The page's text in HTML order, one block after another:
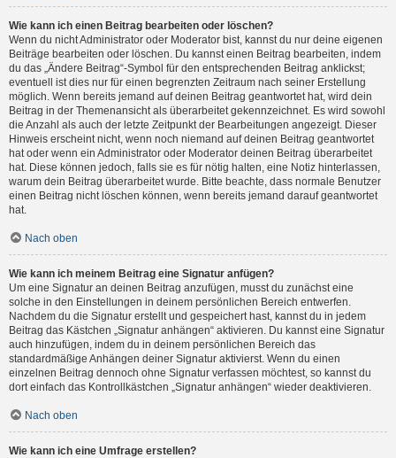
Wie kann ich einen Beitrag bearbeiten oder löschen?
Wenn du nicht Administrator oder Moderator bist, kannst du nur deine eigenen
Beiträge bearbeiten oder löschen. Du kannst einen Beitrag bearbeiten, indem
du das „Ändere Beitrag“-Symbol für den entsprechenden Beitrag anklickst;
eventuell ist dies nur für einen begrenzten Zeitraum nach seiner Erstellung
möglich. Wenn bereits jemand auf deinen Beitrag geantwortet hat, wird dein
Beitrag in der Themenansicht als überarbeitet gekennzeichnet. Es wird sowohl
die Anzahl als auch der letzte Zeitpunkt der Bearbeitungen angezeigt. Dieser
Hinweis erscheint nicht, wenn noch niemand auf deinen Beitrag geantwortet
hat oder wenn ein Administrator oder Moderator deinen Beitrag überarbeitet
hat. Diese können jedoch, falls sie es für nötig halten, eine Notiz hinterlassen,
warum dein Beitrag überarbeitet wurde. Bitte beachte, dass normale Benutzer
einen Beitrag nicht löschen können, wenn bereits jemand darauf geantwortet
hat.
Nach oben
Wie kann ich meinem Beitrag eine Signatur anfügen?
Um eine Signatur an deinen Beitrag anzufügen, musst du zunächst eine
solche in den Einstellungen in deinem persönlichen Bereich entwerfen.
Nachdem du die Signatur erstellt und gespeichert hast, kannst du in jedem
Beitrag das Kästchen „Signatur anhängen“ aktivieren. Du kannst eine Signatur
auch hinzufügen, indem du in deinem persönlichen Bereich das
standardmäßige Anhängen deiner Signatur aktivierst. Wenn du einen
einzelnen Beitrag dennoch ohne Signatur verfassen möchtest, so kannst du
dort einfach das Kontrollkästchen „Signatur anhängen“ wieder deaktivieren.
Nach oben
Wie kann ich eine Umfrage erstellen?